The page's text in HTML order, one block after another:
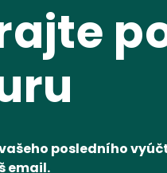
posledního
email.